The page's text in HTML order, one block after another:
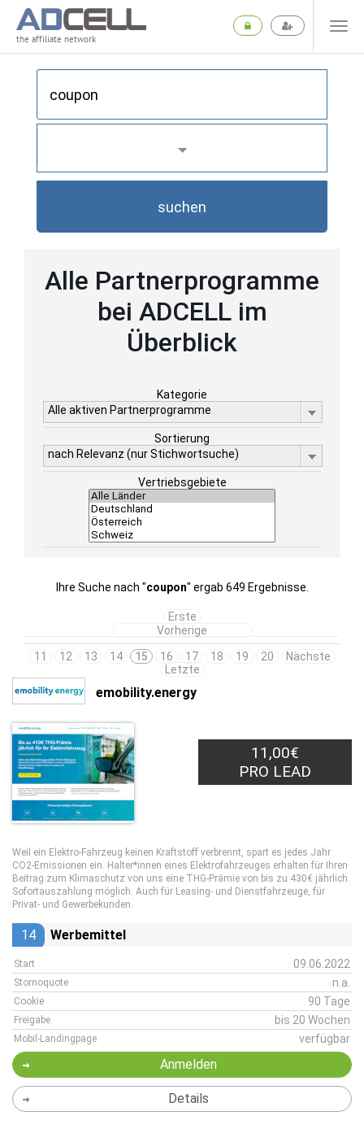
the affiliate network
suchen
Alle Partnerprogramme
bei ADCELL im
Überblick
Kategorie
Alle aktiven Partnerprogramme
Sortierung
nach Relevanz (nur Stichwortsuche)
Vertriebsgebiete
Ihre Suche nach "coupon" ergab 649 Ergebnisse.
Erste
Vorherige
11
12 13 14 15 16 17 18 19 20
Nächste
Letzte
emobility.energy
11,00€
PRO LEAD
Weil ein Elektro-Fahrzeug keinen Kraftstoff verbrennt, spart es jedes Jahr
CO2-Emissionen ein. Halter*innen eines Elektrofahrzeuges erhalten für Ihren
Beitrag zum Klimaschutz von uns eine THG-Prämie von bis zu 430€ jährlich.
Sofortauszahlung möglich. Auch für Leasing- und Dienstfahrzeuge, für
Privat- und Gewerbekunden.
14 Werbemittel
Start 09.06.2022
Stornoquote n.a.
Cookie 90 Tage
Freigabe bis 20 Wochen
Mobil-Landingpage verfügbar
Anmelden
Details